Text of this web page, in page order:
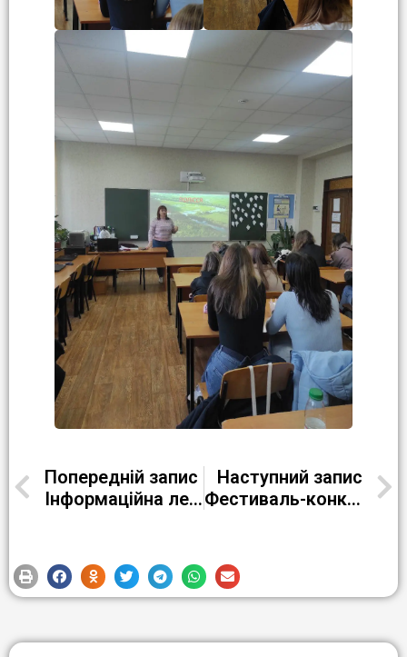
Попередній запис
Інформаційна лекція з теми «Основи енергетичної незалежності та безпеки країни» у Кременчуцькому національному університеті імені М. Остроградського
Наступний запис
Фестиваль-конкурс «Зірки наших надій»